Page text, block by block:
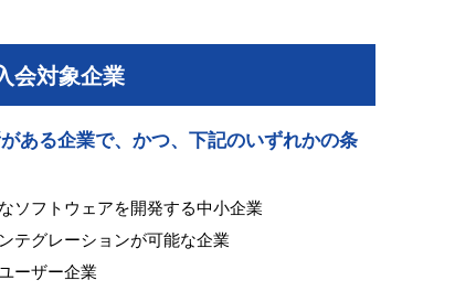
会対象企業
ある企業で、かつ、下記のいずれかの条
ソフトウェアを開発する中小企業
テグレーションが可能な企業
ーザー企業